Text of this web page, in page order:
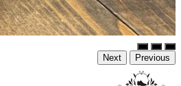
Previous
Next